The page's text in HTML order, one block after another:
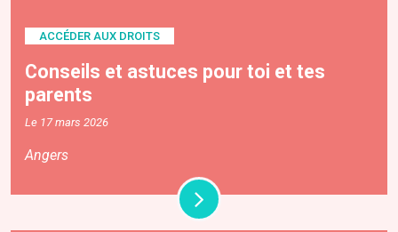
ACCÉDER AUX DROITS
Conseils et astuces pour toi et tes
parents
Le 17 mars 2026
Angers